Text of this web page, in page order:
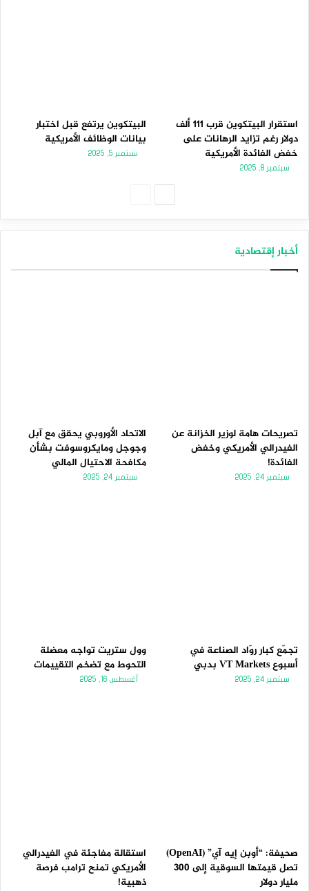
استقرار البيتكوين قرب 111 ألف
دولار رغم تزايد الرهانات على
خفض الفائدة الأمريكية
سبتمبر 8, 2025
البيتكوين يرتفع قبل اختبار
بيانات الوظائف الأمريكية
سبتمبر 5, 2025
أخبار إقتصادية
تصريحات هامة لوزير الخزانة عن
الفيدرالي الأمريكي وخفض
الفائدة!
سبتمبر 24, 2025
الاتحاد الأوروبي يحقق مع آبل
وجوجل ومايكروسوفت بشأن
مكافحة الاحتيال المالي
سبتمبر 24, 2025
تجمّع كبار روّاد الصناعة في
أسبوع VT Markets بدبي
سبتمبر 24, 2025
وول ستريت تواجه معضلة
التحوط مع تضخم التقييمات
أغسطس 16, 2025
صحيفة: “أوبن إيه آي” (OpenAI)
تصل قيمتها السوقية إلى 300
مليار دولار
استقالة مفاجئة في الفيدرالي
الأمريكي تمنح ترامب فرصة
ذهبية!